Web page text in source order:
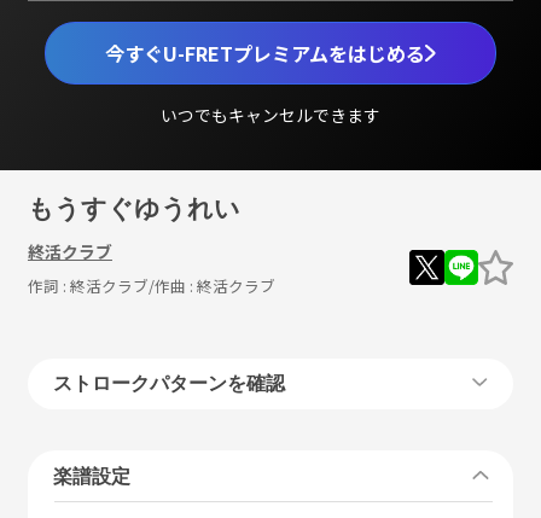
今すぐU-FRETプレミアムをはじめる
いつでもキャンセルできます
もうすぐゆうれい
終活クラブ
作詞 : 終活クラブ/作曲 : 終活クラブ
ストロークパターンを確認
楽譜設定